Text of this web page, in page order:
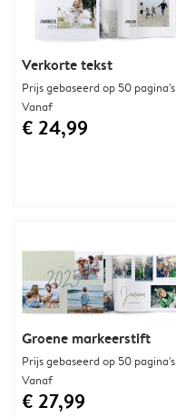
Verkorte tekst
Prijs gebaseerd op 50 pagina's
Vanaf
€ 24,99
Groene markeerstift
Prijs gebaseerd op 50 pagina's
Vanaf
€ 27,99